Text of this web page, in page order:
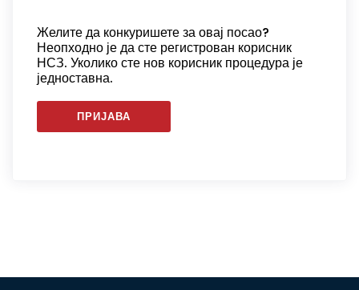
Желите да конкуришете за овај посао?
Неопходно је да сте регистрован корисник
НСЗ. Уколико сте нов корисник процедура је
једноставна.
ПРИЈАВА